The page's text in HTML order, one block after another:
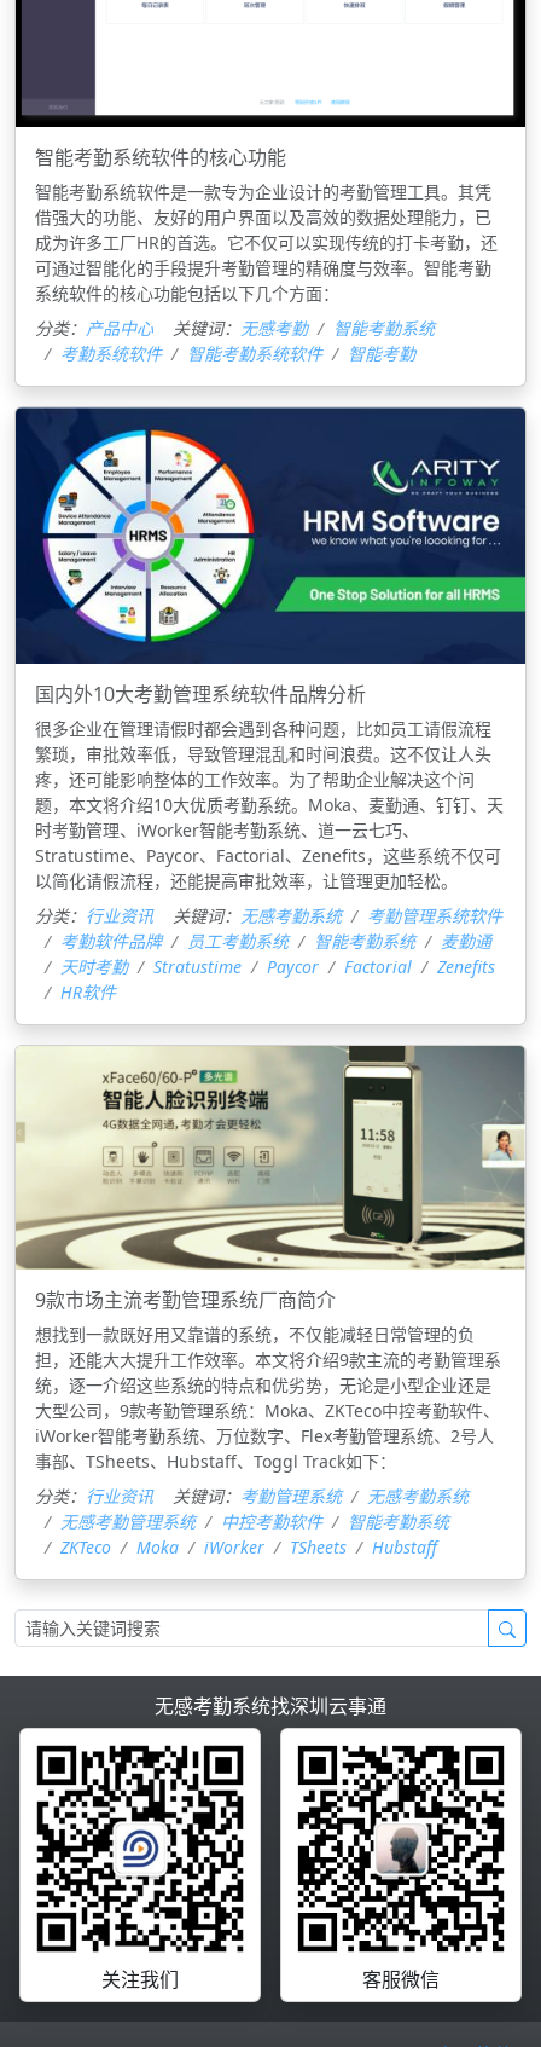
智能考勤系统软件的核心功能
智能考勤系统软件是一款专为企业设计的考勤管理工具。其凭
借强大的功能、友好的用户界面以及高效的数据处理能力，已
成为许多工厂HR的首选。它不仅可以实现传统的打卡考勤，还
可通过智能化的手段提升考勤管理的精确度与效率。智能考勤
系统软件的核心功能包括以下几个方面：
分类： 产品中心 关键词： 无感考勤
智能考勤系统
考勤系统软件
智能考勤系统软件 智能考勤
国内外10大考勤管理系统软件品牌分析
很多企业在管理请假时都会遇到各种问题，比如员工请假流程
繁琐，审批效率低，导致管理混乱和时间浪费。这不仅让人头
疼，还可能影响整体的工作效率。为了帮助企业解决这个问
题，本文将介绍10大优质考勤系统。Moka、麦勤通、钉钉、天
时考勤管理、iWorker智能考勤系统、道一云七巧、
Stratustime、Paycor、Factorial、Zenefits，这些系统不仅可
以简化请假流程，还能提高审批效率，让管理更加轻松。
分类： 行业资讯 关键词： 无感考勤系统
考勤管理系统软件
考勤软件品牌
员工考勤系统 智能考勤系统
麦勤通
天时考勤
Stratustime Paycor Factorial
Zenefits
HR软件
9款市场主流考勤管理系统厂商简介
想找到一款既好用又靠谱的系统，不仅能减轻日常管理的负
担，还能大大提升工作效率。本文将介绍9款主流的考勤管理系
统，逐一介绍这些系统的特点和优劣势，无论是小型企业还是
大型公司，9款考勤管理系统：Moka、ZKTeco中控考勤软件、
iWorker智能考勤系统、万位数字、Flex考勤管理系统、2号人
事部、TSheets、Hubstaff、Toggl Track如下：
分类： 行业资讯 关键词： 考勤管理系统
无感考勤系统
无感考勤管理系统
中控考勤软件
智能考勤系统
ZKTeco
Moka iWorker TSheets Hubstaff
无感考勤系统找深圳云事通
关注我们 客服微信